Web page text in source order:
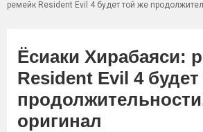
ремейк Resident Evil 4 будет той же
Ёсиаки Хирабаяси:
Resident Evil 4
оригинал